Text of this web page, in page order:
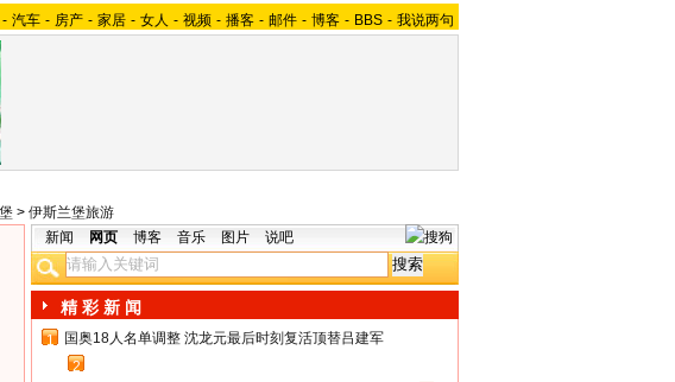
- 汽车 - 房产 - 家居 - 女人 - 视频 - 播客 - 邮件 - 博客 - BBS - 我说两句
> 伊斯兰堡旅游
新闻 网页 博客 音乐 图片 说吧
精 彩 新 闻
1
国奥18人名单调整 沈龙元最后时刻复活顶替吕建军
2